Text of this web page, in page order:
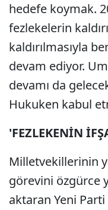
hedefe koymak.
fezlekelerin
kaldırılmasıyla
devam ediyor.
devamı da
Hukuken kabul
'FEZLEKENİN
Milletvekillerinin
görevini özgürce
aktaran Yeni